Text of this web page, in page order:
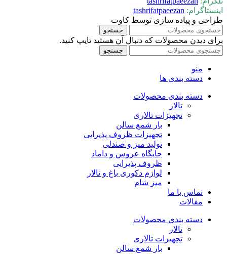
اینستاگرام: tashrifatpaeezan
طراحی و پیاده سازی توسط کاوت
جستجو
برای دیدن محصولات که دنبال آن هستید تایپ کنید.
جستجو
منو
دسته بندی ها
دسته بندی محصولات
تالار
تجهیزات تالاری
بار شمع سالن
تجهیزات ظروف پذیرایی
تولید میز و صندلی
جایگاه عروس و داماد
ظروف پذیرایی
لوازم دکوری باغ و تالار
میز شام
تماس با ما
مقالات
دسته بندی محصولات
تالار
تجهیزات تالاری
بار شمع سالن